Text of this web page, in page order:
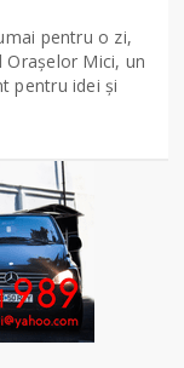
pentru o zi,
Orașelor Mici, un
pentru idei și